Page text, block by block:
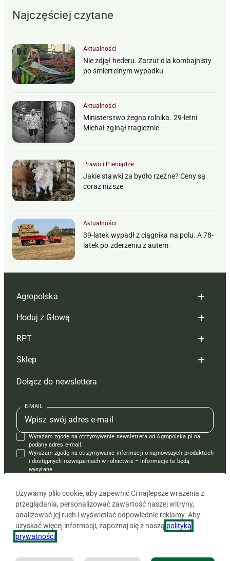
Najczęściej czytane
Aktualności
Nie zdjął hederu. Zarzut dla kombajnisty
po śmiertelnym wypadku
Aktualności
Ministerstwo żegna rolnika. 29-letni
Michał zginął tragicznie
Prawo i Pieniądze
Jakie stawki za bydło rzeźne? Ceny są
coraz niższe
Aktualności
39-latek wypadł z ciągnika na polu. A 78-
latek po zderzeniu z autem
Agropolska
Redakcja
Reklama
Tagi
Mapa serwisu
Kontakt
Regulamin
Polityka prywatności
Hoduj z Głową
Hoduj z głową bydło
Hoduj z głową świnie
Prenumerata
Redakcja
Kontakt
Reklama
RPT
Redakcja
Prenumerata
Reklama
Kontakt
Krzyżówki
Sklep
Czasopisma i prenumerata
Książki
Regulamin
Dołącz do newslettera
E-MAIL
Wyrażam zgodę na otrzymywanie newslettera od Agropolska.pl na
podany adres e-mail.
Wyrażam zgodę na otrzymywanie informacji o najnowszych produktach
i dostępnych rozwiązaniach w rolnictwie – informacje te będą
wysyłane
Używamy pliki cookie, aby zapewnić Ci najlepsze wrażenia z
przeglądania, personalizować zawartość naszej witryny,
analizować jej ruch i wyświetlać odpowiednie reklamy. Aby
uzyskać więcej informacji, zapoznaj się z naszą polityką
prywatności